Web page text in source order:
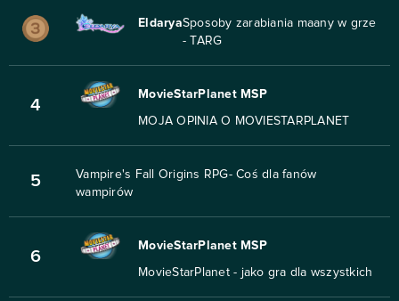
EldaryaSposoby zarabiania maany w grze
- TARG
4
MovieStarPlanet MSP
MOJA OPINIA O MOVIESTARPLANET
5
Vampire's Fall Origins RPG- Coś dla fanów
wampirów
6
MovieStarPlanet MSP
MovieStarPlanet - jako gra dla wszystkich